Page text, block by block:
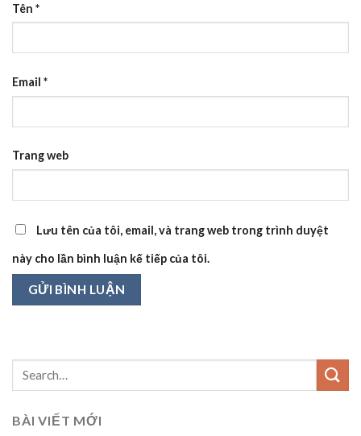
Tên *
Email *
Trang web
Lưu tên của tôi, email, và trang web trong trình duyệt
này cho lần bình luận kế tiếp của tôi.
BÀI VIẾT MỚI